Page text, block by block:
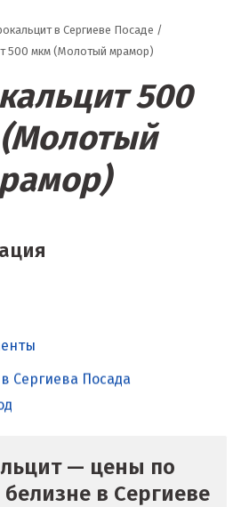
в Сергиеве Посаде /
500 мкм (Молотый мрамор)
500
Сергиева Посада
— цены по
в Сергиеве